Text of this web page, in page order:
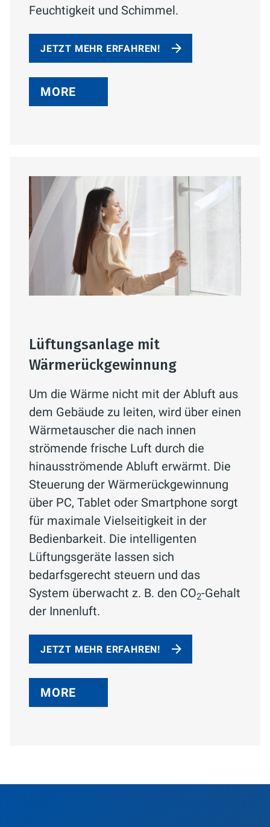
Feuchtigkeit und Schimmel.
JETZT MEHR ERFAHREN!
MORE
Lüftungsanlage mit
Wärmerückgewinnung
Um die Wärme nicht mit der Abluft aus
dem Gebäude zu leiten, wird über einen
Wärmetauscher die nach innen
strömende frische Luft durch die
hinausströmende Abluft erwärmt. Die
Steuerung der Wärmerückgewinnung
über PC, Tablet oder Smartphone sorgt
für maximale Vielseitigkeit in der
Bedienbarkeit. Die intelligenten
Lüftungsgeräte lassen sich
bedarfsgerecht steuern und das
System überwacht z. B. den CO2-Gehalt
der Innenluft.
JETZT MEHR ERFAHREN!
MORE